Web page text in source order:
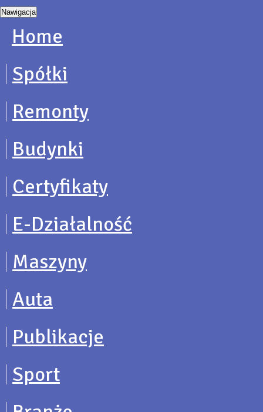
Nawigacja
Home
Spółki
Remonty
Budynki
Certyfikaty
E-Działalność
Maszyny
Auta
Publikacje
Sport